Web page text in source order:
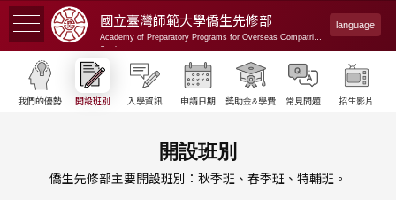
國立臺灣師範大學僑生先修部
Academy of Preparatory Programs for Overseas Compatriot
Students
language
我們的優勢 開設班別 入學資訊 申請日期 獎助金&學費 常見問題 招生影片
開設班別
僑生先修部主要開設班別：秋季班、春季班、特輔班。